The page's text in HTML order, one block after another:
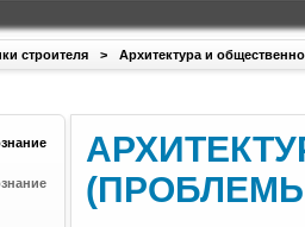
строителя > Архитектура и